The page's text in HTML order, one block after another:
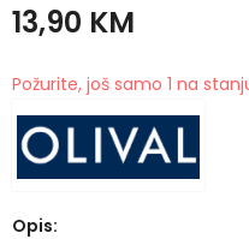
13,90 KM
Požurite, još samo 1 na
Opis: